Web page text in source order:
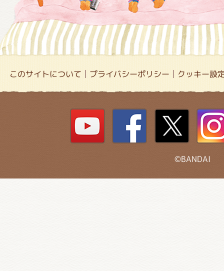
このサイトについて プライバシーポリシー クッキー設
©BANDAI